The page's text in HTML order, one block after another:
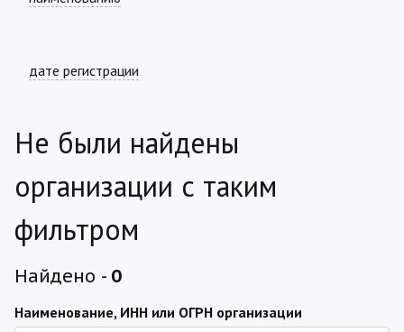
дате регистрации
Не были найдены
организации с таким
фильтром
Найдено - 0
Наименование, ИНН или ОГРН организации